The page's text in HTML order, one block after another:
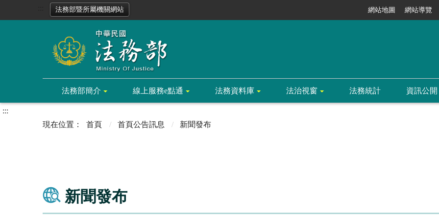
法務部暨所屬機關網站 網站地圖 網站導覽
法務部簡介 線上服務e點通 法務資料庫 法治視窗 法務統計 資訊公開
:::
首頁
首頁公告訊息 新聞發布
新聞發布